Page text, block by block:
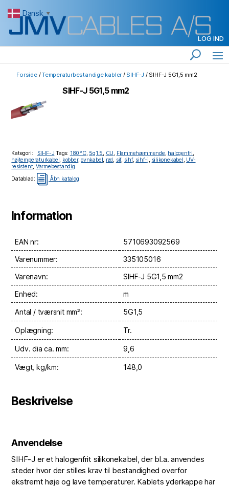
LOG IND
Forside/Temperaturbestandige kabler / SIHF-J / SIHF-J 5G1,5 mm2
SIHF-J 5G1,5 mm2
Kategori: SIHF-J Tags: 180°C, 5g1.5, CU, Flammehæmmende, halogenfri,
højtemperaturkabel, kobber,ovnkabel, rød, sif, sihf, sihf-j, silikonekabel, UV-
resistent, Varmebestandig
Datablad: i Åbn katalog
Information
EAN nr:
5710693092569
Varenummer:
335105016
Varenavn:
SIHF-J 5G1,5 mm2
Enhed:
m
Antal / tværsnit mm²: 5G1,5
Oplægning: Tr.
Udv. dia ca. mm: 9,6
Vægt, kg/km: 148,0
Beskrivelse
Anvendelse
SIHF-J er et halogenfrit silikonekabel, der bl.a. anvendes
steder hvor der stilles krav til bestandighed overfor
ekstremt høje og lave temperaturer. Kablets yderkappe har
Dansk ▼